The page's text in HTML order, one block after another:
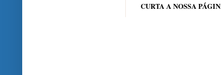
CURTA A NOSSA